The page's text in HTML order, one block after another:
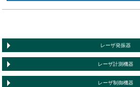
レーザ発振器
レーザ計測機器
レーザ制御機器